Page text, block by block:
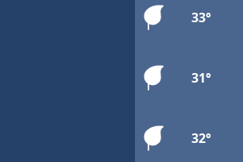
33°
31°
32°